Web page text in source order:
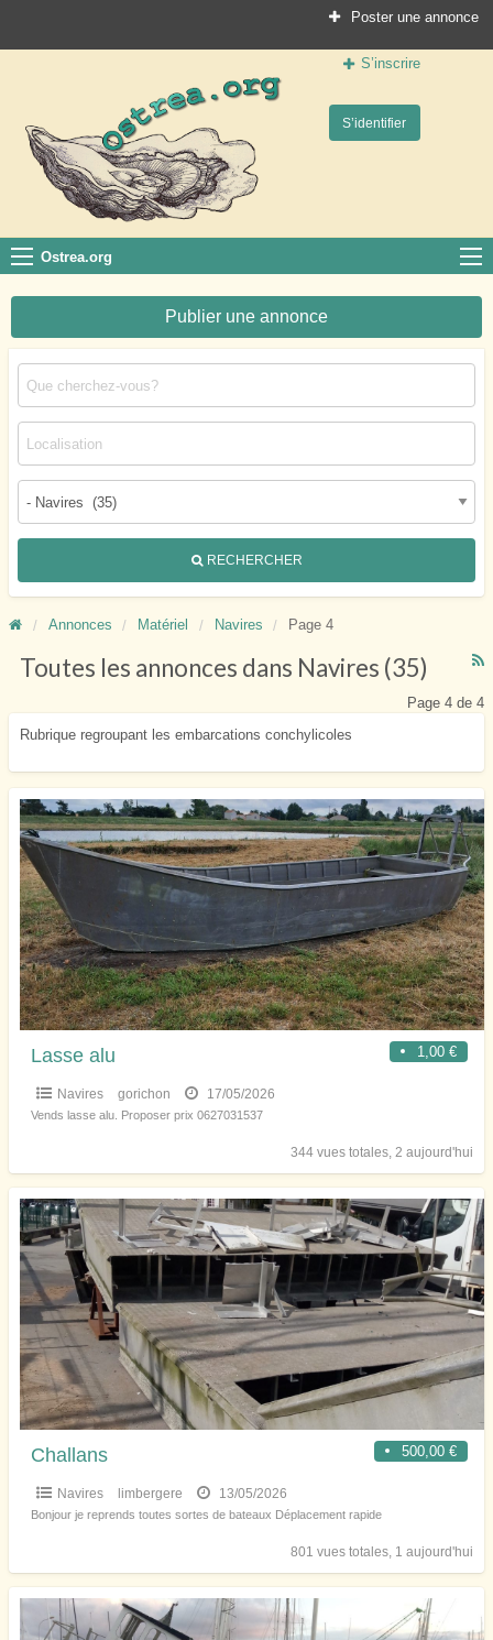
Poster une annonce
S’inscrire
S’identifier
Ostrea.org
Le site des professionnels de la conchyliculture
Ostrea.org
Publier une annonce
RECHERCHER
Annonces Matériel Navires Page 4
Toutes les annonces dans Navires (35)
Page 4 de 4
Rubrique regroupant les embarcations conchylicoles
1,00 €
Lasse alu
Navires gorichon 17/05/2026
Vends lasse alu. Proposer prix 0627031537
344 vues totales, 2 aujourd'hui
500,00 €
Challans
Navires limbergere 13/05/2026
Bonjour je reprends toutes sortes de bateaux Déplacement rapide
801 vues totales, 1 aujourd'hui